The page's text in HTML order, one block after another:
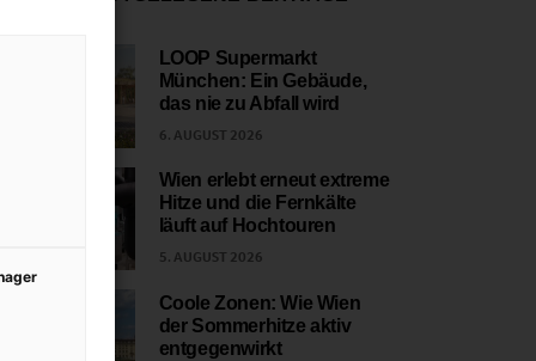
LOOP Supermarkt
München: Ein Gebäude,
das nie zu Abfall wird
6. AUGUST 2026
Wien erlebt erneut extreme
Hitze und die Fernkälte
läuft auf Hochtouren
5. AUGUST 2026
Coole Zonen: Wie Wien
der Sommerhitze aktiv
entgegenwirkt